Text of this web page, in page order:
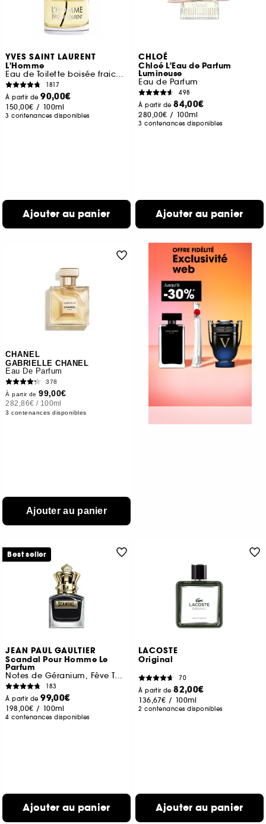
YVES SAINT LAURENT
L'Homme
Eau de Toilette boisée fraiche pour homme
1817
À partir de90,00€
150,00€ / 100ml
3 contenances disponibles
Ajouter au panier
CHLOÉ
Chloé L'Eau de Parfum
Lumineuse
Eau de Parfum
498
À partir de84,00€
280,00€ / 100ml
3 contenances disponibles
Ajouter au panier
CHANEL
GABRIELLE CHANEL
Eau De Parfum
378
À partir de99,00€
282,86€ / 100ml
3 contenances disponibles
Ajouter au panier
JEAN PAUL GAULTIER
Scandal Pour Homme Le
Parfum
Notes de Géranium, Fève Tonka, Bois de Santal
183
À partir de99,00€
198,00€ / 100ml
4 contenances disponibles
Ajouter au panier
Best seller
LACOSTE
Original
70
À partir de82,00€
136,67€ / 100ml
2 contenances disponibles
Ajouter au panier